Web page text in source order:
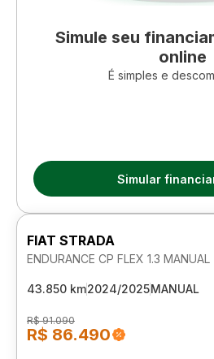
Simule seu
online
É simples e
Simular
FIAT STRADA
ENDURANCE CP FLEX 1.3 MANUAL
43.850 km2024/2025MANUAL
R$ 91.090
R$ 86.490